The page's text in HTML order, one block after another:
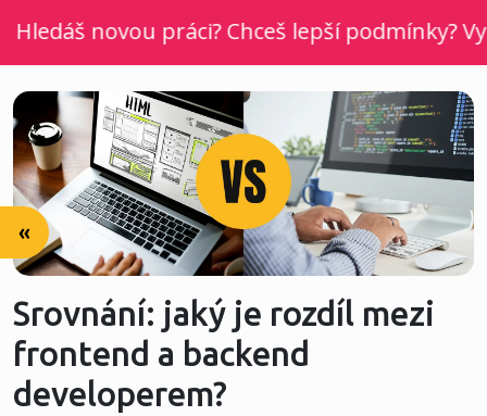
novou práci? Chceš lepší podmínky?
«
Srovnání: jaký je rozdíl mezi
frontend a backend
developerem?